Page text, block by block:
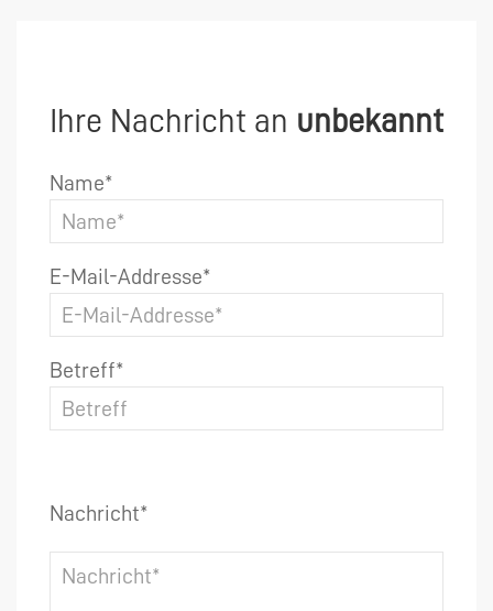
Ihre Nachricht an unbekannt
Name*
E-Mail-Addresse*
Betreff*
Nachricht*